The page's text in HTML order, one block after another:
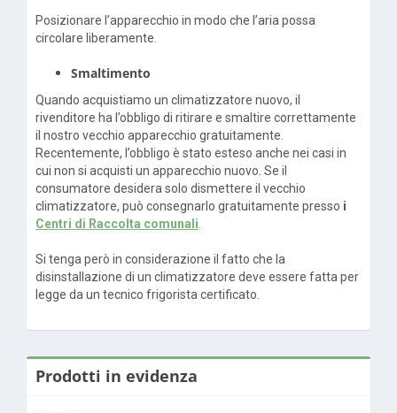
Posizionare l’apparecchio in modo che l’aria possa
circolare liberamente.
Smaltimento
Quando acquistiamo un climatizzatore nuovo, il
rivenditore ha l’obbligo di ritirare e smaltire correttamente
il nostro vecchio apparecchio gratuitamente.
Recentemente, l’obbligo è stato esteso anche nei casi in
cui non si acquisti un apparecchio nuovo. Se il
consumatore desidera solo dismettere il vecchio
climatizzatore, può consegnarlo gratuitamente presso i
Centri di Raccolta comunali
Si tenga però in considerazione il fatto che la
disinstallazione di un climatizzatore deve essere fatta per
legge da un tecnico frigorista certificato.
Prodotti in evidenza